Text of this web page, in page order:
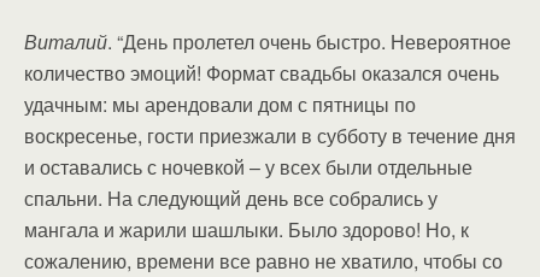
Виталий. “День пролетел очень быстро. Невероятное
количество эмоций! Формат свадьбы оказался очень
удачным: мы арендовали дом с пятницы по
воскресенье, гости приезжали в субботу в течение дня
и оставались с ночевкой – у всех были отдельные
спальни. На следующий день все собрались у
мангала и жарили шашлыки. Было здорово! Но, к
сожалению, времени все равно не хватило, чтобы со